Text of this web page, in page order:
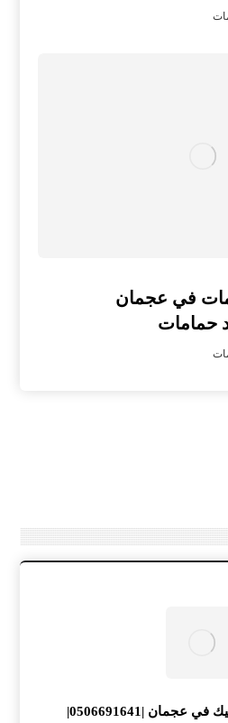
في عجمان
شركة تركيب سيراميك في عجمان |0506691641|